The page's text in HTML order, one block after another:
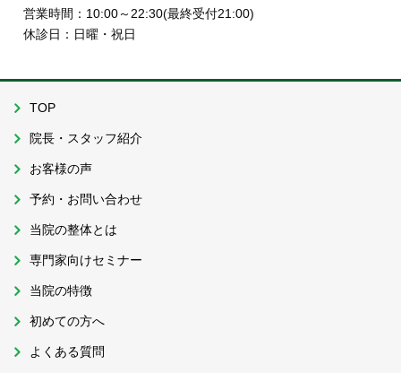
営業時間：10:00～22:30(最終受付21:00)
休診日：日曜・祝日
TOP
院長・スタッフ紹介
お客様の声
予約・お問い合わせ
当院の整体とは
専門家向けセミナー
当院の特徴
初めての方へ
よくある質問